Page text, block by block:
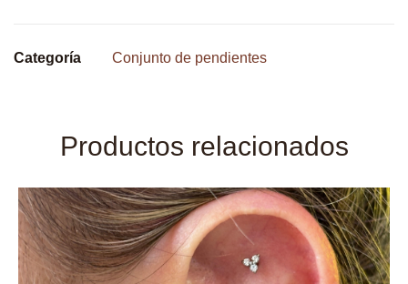
Categoría Conjunto de pendientes
Productos relacionados